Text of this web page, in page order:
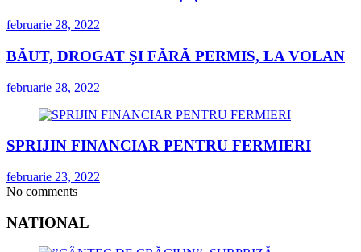
februarie 28, 2022
BĂUT, DROGAT ȘI FĂRĂ PERMIS, LA VOLAN
februarie 28, 2022
SPRIJIN FINANCIAR PENTRU FERMIERI
februarie 23, 2022
No comments
NATIONAL